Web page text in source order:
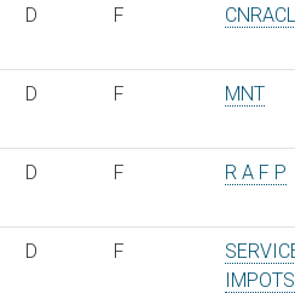
D F CNRACL
D F MNT
D F R A F P
D F
IMPOTS